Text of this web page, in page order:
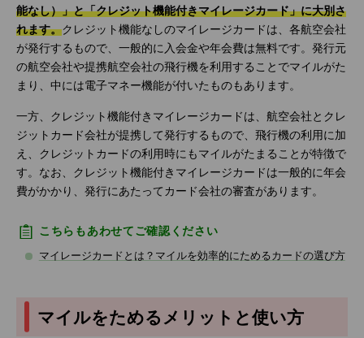
能なし）」と「クレジット機能付きマイレージカード」に大別さ
れます。クレジット機能なしのマイレージカードは、各航空会社
が発行するもので、一般的に入会金や年会費は無料です。発行元
の航空会社や提携航空会社の飛行機を利用することでマイルがた
まり、中には電子マネー機能が付いたものもあります。
一方、クレジット機能付きマイレージカードは、航空会社とクレ
ジットカード会社が提携して発行するもので、飛行機の利用に加
え、クレジットカードの利用時にもマイルがたまることが特徴で
す。なお、クレジット機能付きマイレージカードは一般的に年会
費がかかり、発行にあたってカード会社の審査があります。
こちらもあわせてご確認ください
マイレージカードとは？マイルを効率的にためるカードの選び方
マイルをためるメリットと使い方